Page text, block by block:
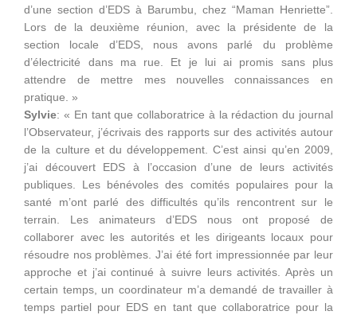
d’une section d’EDS à Barumbu, chez “Maman Henriette”.
Lors de la deuxième réunion, avec la présidente de la
section locale d’EDS, nous avons parlé du problème
d’électricité dans ma rue. Et je lui ai promis sans plus
attendre de mettre mes nouvelles connaissances en
pratique. »
Sylvie: « En tant que collaboratrice à la rédaction du journal
l’Observateur, j’écrivais des rapports sur des activités autour
de la culture et du développement. C’est ainsi qu’en 2009,
j’ai découvert EDS à l’occasion d’une de leurs activités
publiques. Les bénévoles des comités populaires pour la
santé m’ont parlé des difficultés qu’ils rencontrent sur le
terrain. Les animateurs d’EDS nous ont proposé de
collaborer avec les autorités et les dirigeants locaux pour
résoudre nos problèmes. J’ai été fort impressionnée par leur
approche et j’ai continué à suivre leurs activités. Après un
certain temps, un coordinateur m’a demandé de travailler à
temps partiel pour EDS en tant que collaboratrice pour la